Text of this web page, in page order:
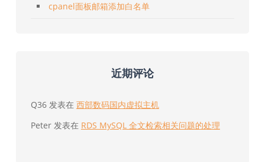
cpanel面板邮箱添加白名单
近期评论
Q36发表在 西部数码国内虚拟主机
Peter发表在 RDS MySQL 全文检索相关问题的处理